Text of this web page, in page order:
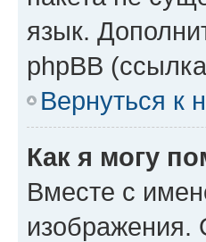
язык.
phpBB
Вернуться к
Как я могу
Вместе с
изображения.